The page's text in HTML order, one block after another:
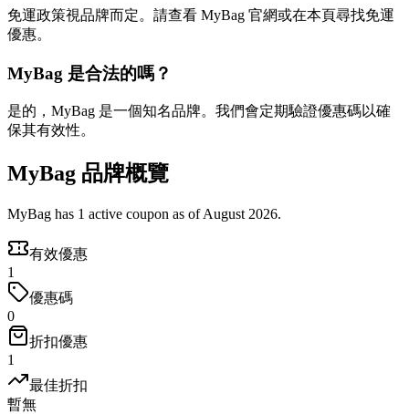
免運政策視品牌而定。請查看 MyBag 官網或在本頁尋找免運
優惠。
MyBag 是合法的嗎？
是的，MyBag 是一個知名品牌。我們會定期驗證優惠碼以確
保其有效性。
MyBag 品牌概覽
MyBag has 1 active coupon as of August 2026.
有效優惠
1
優惠碼
0
折扣優惠
1
最佳折扣
暫無